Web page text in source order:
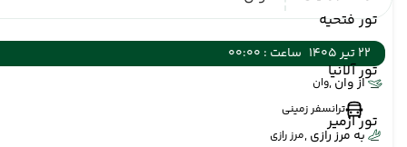
تور فتحیه
تور آلانیا
تور ازمیر
22 تیر 1405
ساعت : 00:00
از وان ,وان
ترانسفر زمینی
به مرز رازی ,مرز رازی